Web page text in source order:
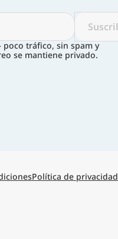
poco tráfico, sin spam y
se mantiene privado.
Política de privacidad